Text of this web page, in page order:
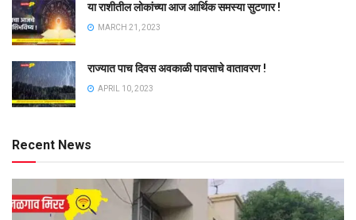
या राशीतील लोकांच्या आज आर्थिक समस्या सुटणार !
MARCH 21, 2023
राज्यात पाच दिवस अवकाळी पावसाचे वातावरण !
APRIL 10, 2023
Recent News